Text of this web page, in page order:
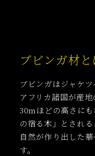
ブビンガ材と
ブビンガはジャケツ
アフリカ諸国が産地
30mほどの高さに
の宿る木」とされる
自然が作り出した
す。